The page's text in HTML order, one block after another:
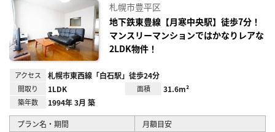
録
札幌市豊平区
地下鉄東豊線【月寒中央駅】徒歩7分！
マンスリーマンションではかなりレアな
2LDK物件！
アクセス 札幌市東西線「白石駅」徒歩24分
間取り 1LDK 面積 31.6m²
築年数 1994年 3月 築
プラン名・期間
月額目安